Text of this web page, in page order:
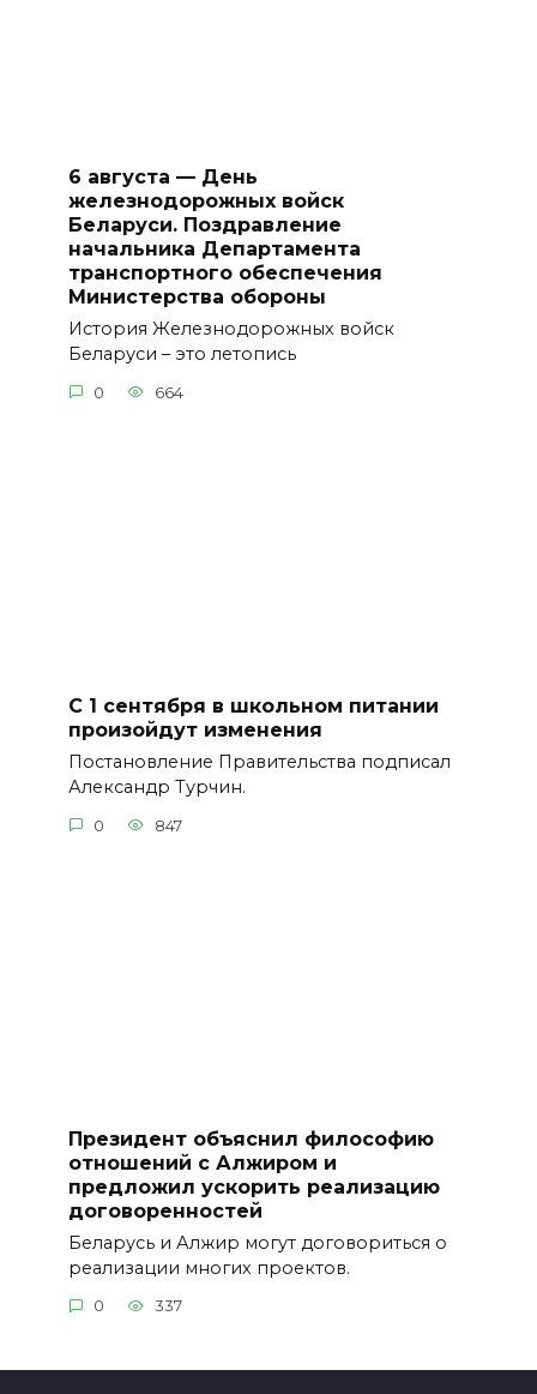
6 августа — День
железнодорожных войск
Беларуси. Поздравление
начальника Департамента
транспортного обеспечения
Министерства обороны
История Железнодорожных войск
Беларуси – это летопись
0 664
С 1 сентября в школьном питании
произойдут изменения
Постановление Правительства подписал
Александр Турчин.
0 847
Президент объяснил философию
отношений с Алжиром и
предложил ускорить реализацию
договоренностей
Беларусь и Алжир могут договориться о
реализации многих проектов.
0 337